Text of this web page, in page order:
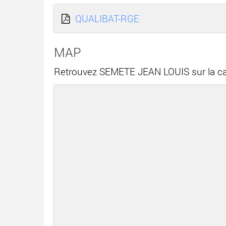
QUALIBAT-RGE
MAP
Retrouvez SEMETE JEAN LOUIS sur la